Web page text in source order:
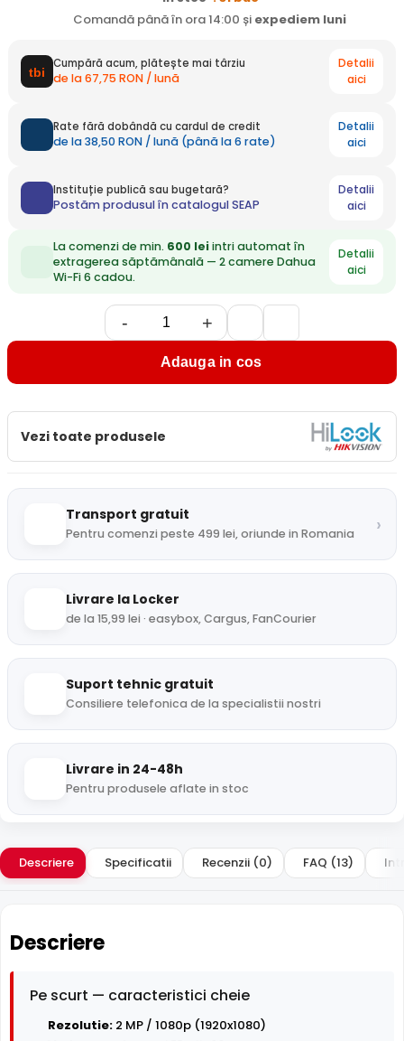
Comandă până în ora 14:00 și expediem luni
Cumpără acum, plătește mai târziu
de la 67,75 RON / lună
Detalii
aici
Rate fără dobândă cu cardul de credit
de la 38,50 RON / lună (până la 6 rate)
Detalii
aici
Instituție publică sau bugetară?
Postăm produsul în catalogul SEAP
Detalii
aici
La comenzi de min. 600 leiintri automat în
extragerea săptămânală — 2 camere Dahua
Wi-Fi 6 cadou.
Detalii
aici
- +
Adauga in cos
Vezi toate produsele
Transport gratuit
Pentru comenzi peste 499 lei, oriunde in Romania ›
Livrare la Locker
de la 15,99 lei · easybox, Cargus, FanCourier
Suport tehnic gratuit
Consiliere telefonica de la specialistii nostri
Livrare in 24-48h
Pentru produsele aflate in stoc
Descriere Specificatii Recenzii (0) FAQ (13)
Descriere
Pe scurt — caracteristici cheie
Rezolutie: 2 MP / 1080p (1920x1080)